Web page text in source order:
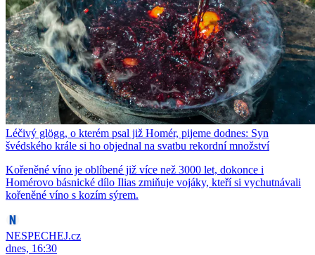
Léčivý glögg, o kterém psal již Homér, pijeme dodnes: Syn
švédského krále si ho objednal na svatbu rekordní množství
Kořeněné víno je oblíbené již více než 3000 let, dokonce i
Homérovo básnické dílo Ilias zmiňuje vojáky, kteří si vychutnávali
kořeněné víno s kozím sýrem.
NESPECHEJ.cz
dnes, 16:30